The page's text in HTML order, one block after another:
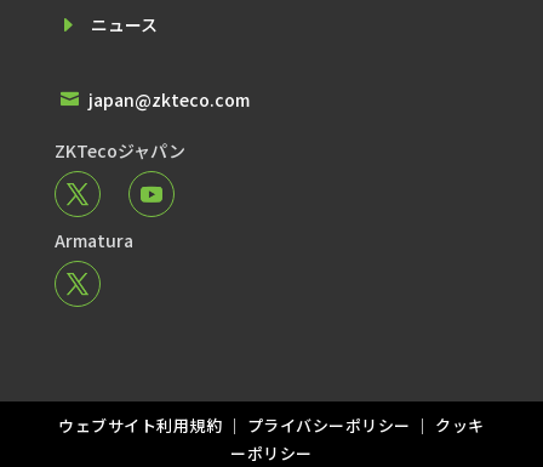
E ニュース
 japan@zkteco.com
ZKTecoジャパン
Armatura
ウェブサイト利⽤規約 ｜ プライバシーポリシー ｜ クッキ
ーポリシー